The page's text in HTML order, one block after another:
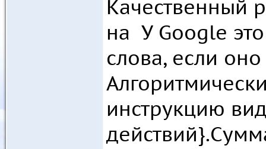
Качественный
на У Google
слова, если оно
инструкцию